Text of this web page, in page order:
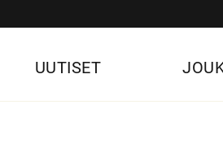
UUTISET